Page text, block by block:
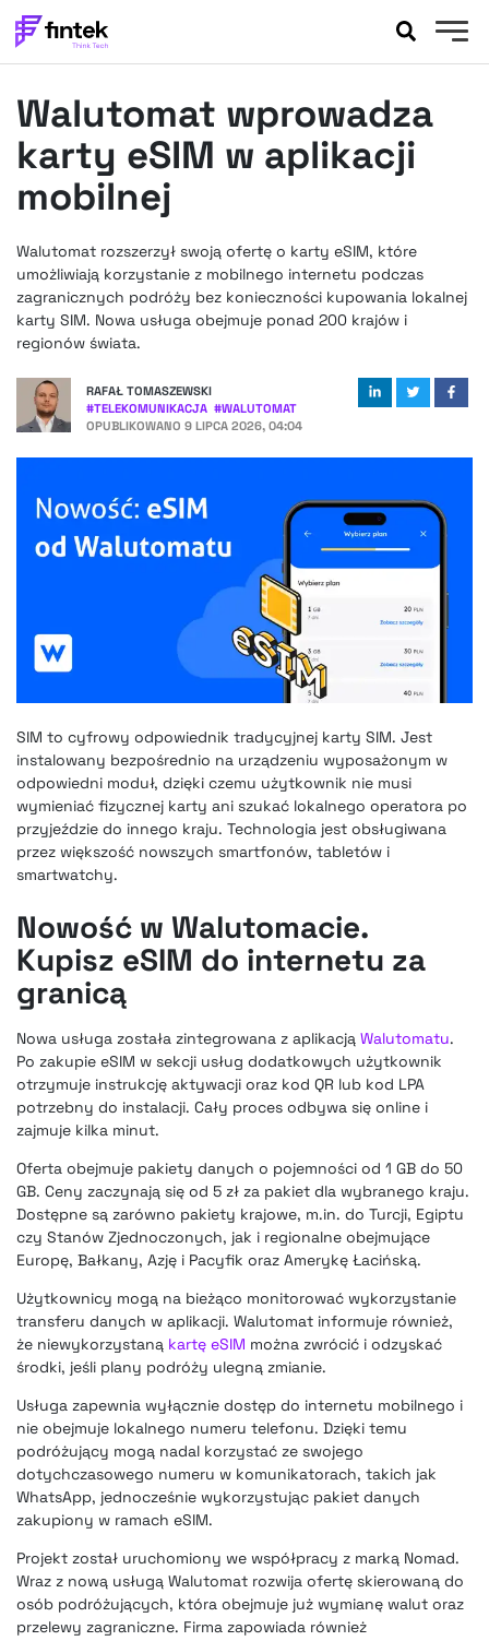
BANKOWOŚĆ
EVENTY
FELIETONY
WYWIADY
PODCASTY
FINTEKEXTRA
OKIEM EKSPERTA
Walutomat wprowadza
karty eSIM w aplikacji
mobilnej
Walutomat rozszerzył swoją ofertę o karty eSIM, które
umożliwiają korzystanie z mobilnego internetu podczas
zagranicznych podróży bez konieczności kupowania lokalnej
karty SIM. Nowa usługa obejmuje ponad 200 krajów i
regionów świata.
RAFAŁ TOMASZEWSKI
#TELEKOMUNIKACJA #WALUTOMAT
OPUBLIKOWANO 9 LIPCA 2026, 04:04
SIM to cyfrowy odpowiednik tradycyjnej karty SIM. Jest
instalowany bezpośrednio na urządzeniu wyposażonym w
odpowiedni moduł, dzięki czemu użytkownik nie musi
wymieniać fizycznej karty ani szukać lokalnego operatora po
przyjeździe do innego kraju. Technologia jest obsługiwana
przez większość nowszych smartfonów, tabletów i
smartwatchy.
Nowość w Walutomacie.
Kupisz eSIM do internetu za
granicą
Nowa usługa została zintegrowana z aplikacją Walutomatu.
Po zakupie eSIM w sekcji usług dodatkowych użytkownik
otrzymuje instrukcję aktywacji oraz kod QR lub kod LPA
potrzebny do instalacji. Cały proces odbywa się online i
zajmuje kilka minut.
Oferta obejmuje pakiety danych o pojemności od 1 GB do 50
GB. Ceny zaczynają się od 5 zł za pakiet dla wybranego kraju.
Dostępne są zarówno pakiety krajowe, m.in. do Turcji, Egiptu
czy Stanów Zjednoczonych, jak i regionalne obejmujące
Europę, Bałkany, Azję i Pacyfik oraz Amerykę Łacińską.
Użytkownicy mogą na bieżąco monitorować wykorzystanie
transferu danych w aplikacji. Walutomat informuje również,
że niewykorzystaną kartę eSIM można zwrócić i odzyskać
środki, jeśli plany podróży ulegną zmianie.
Usługa zapewnia wyłącznie dostęp do internetu mobilnego i
nie obejmuje lokalnego numeru telefonu. Dzięki temu
podróżujący mogą nadal korzystać ze swojego
dotychczasowego numeru w komunikatorach, takich jak
WhatsApp, jednocześnie wykorzystując pakiet danych
zakupiony w ramach eSIM.
Projekt został uruchomiony we współpracy z marką Nomad.
Wraz z nową usługą Walutomat rozwija ofertę skierowaną do
osób podróżujących, która obejmuje już wymianę walut oraz
przelewy zagraniczne. Firma zapowiada również